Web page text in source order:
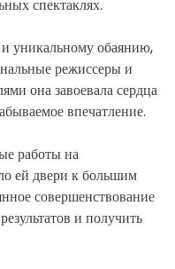
спектаклях.
и уникальному обаянию,
режиссеры и
она завоевала сердца
впечатление.
работы на
ей двери к большим
совершенствование
и получить